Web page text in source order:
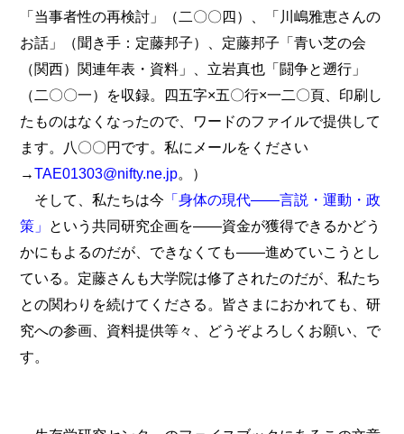
「当事者性の再検討」（二〇〇四）、「川嶋雅恵さんの
お話」（聞き手：定藤邦子）、定藤邦子「青い芝の会
（関西）関連年表・資料」、立岩真也「闘争と遡行」
（二〇〇一）を収録。四五字×五〇行×一二〇頁、印刷し
たものはなくなったので、ワードのファイルで提供して
ます。八〇〇円です。私にメールをください
→TAE01303@nifty.ne.jp。）
そして、私たちは今 「身体の現代――言説・運動・政
策」 という共同研究企画を――資金が獲得できるかどう
かにもよるのだが、できなくても――進めていこうとし
ている。定藤さんも大学院は修了されたのだが、私たち
との関わりを続けてくださる。皆さまにおかれても、研
究への参画、資料提供等々、どうぞよろしくお願い、で
す。